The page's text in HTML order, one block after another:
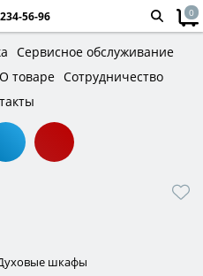
56-96 0
Сервисное обслуживание
О товаре Сотрудничество
шкафы